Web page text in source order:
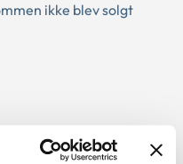
ikke blev solgt